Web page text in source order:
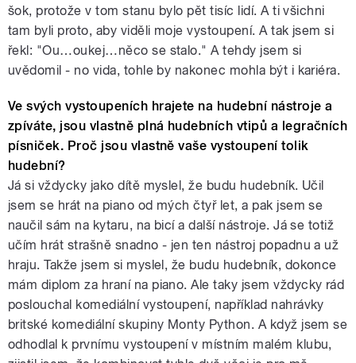
šok, protože v tom stanu bylo pět tisíc lidí. A ti všichni
tam byli proto, aby viděli moje vystoupení. A tak jsem si
řekl: "Ou…oukej…něco se stalo." A tehdy jsem si
uvědomil - no vida, tohle by nakonec mohla být i kariéra.
Ve svých vystoupeních hrajete na hudební nástroje a
zpíváte, jsou vlastně plná hudebních vtipů a legračních
písniček. Proč jsou vlastně vaše vystoupení tolik
hudební?
Já si vždycky jako dítě myslel, že budu hudebník. Učil
jsem se hrát na piano od mých čtyř let, a pak jsem se
naučil sám na kytaru, na bicí a další nástroje. Já se totiž
učím hrát strašně snadno - jen ten nástroj popadnu a už
hraju. Takže jsem si myslel, že budu hudebník, dokonce
mám diplom za hraní na piano. Ale taky jsem vždycky rád
poslouchal komediální vystoupení, například nahrávky
britské komediální skupiny Monty Python. A když jsem se
odhodlal k prvnímu vystoupení v místním malém klubu,